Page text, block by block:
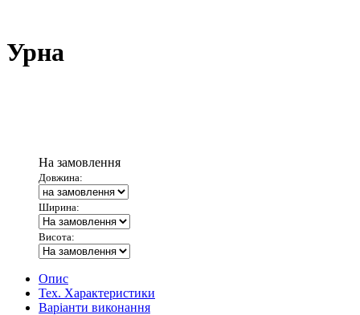
Урна
На замовлення
Довжина:
Ширина:
Висота:
Опис
Тех. Характеристики
Варіанти виконання